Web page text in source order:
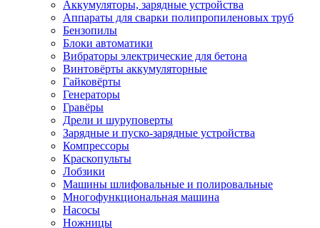
Аккумуляторы, зарядные устройства
Аппараты для сварки полипропиленовых труб
Бензопилы
Блоки автоматики
Вибраторы электрические для бетона
Винтовёрты аккумуляторные
Гайковёрты
Генераторы
Гравёры
Дрели и шуруповерты
Зарядные и пуско-зарядные устройства
Компрессоры
Краскопульты
Лобзики
Машины шлифовальные и полировальные
Многофункциональная машина
Насосы
Ножницы